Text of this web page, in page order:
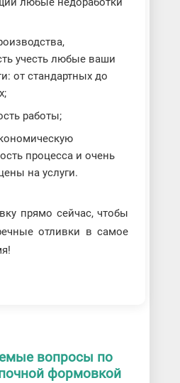
учесть любые ваши
от стандартных до
работы;
процесса и очень
на услуги.
прямо сейчас, чтобы
отливки в самое
вопросы по
формовкой